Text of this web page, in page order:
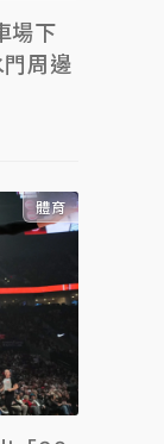
場下
周邊
體育